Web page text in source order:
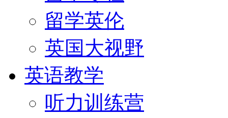
留学英伦
英国大视野
英语教学
听力训练营